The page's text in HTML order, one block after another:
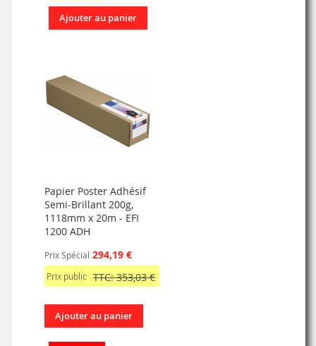
Ajouter au panier
Papier Poster Adhésif
Semi-Brillant 200g,
1118mm x 20m - EFI
1200 ADH
Prix Spécial 294,19 €
Prix public TTC: 353,03 €
Ajouter au panier